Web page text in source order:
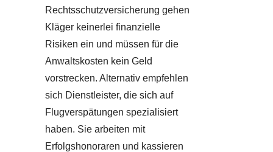
Rechtsschutzversicherung gehen
Kläger keinerlei finanzielle
Risiken ein und müssen für die
Anwaltskosten kein Geld
vorstrecken. Alternativ empfehlen
sich Dienstleister, die sich auf
Flugverspätungen spezialisiert
haben. Sie arbeiten mit
Erfolgshonoraren und kassieren